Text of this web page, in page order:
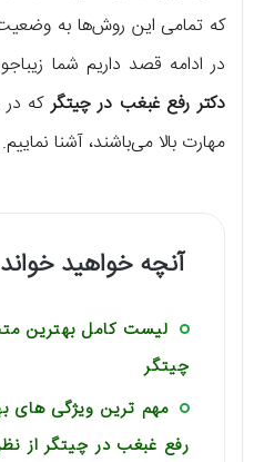
که تمامی این روش‌ها به
در ادامه قصد داریم شما
دکتر رفع غبغب در چیتگرکه در
مهارت بالا می‌باشند، آشنا
آنچه خواهید
لیست کامل بهترین
چیتگر
مهم ترین ویژگی
رفع غبغب در چیتگر از